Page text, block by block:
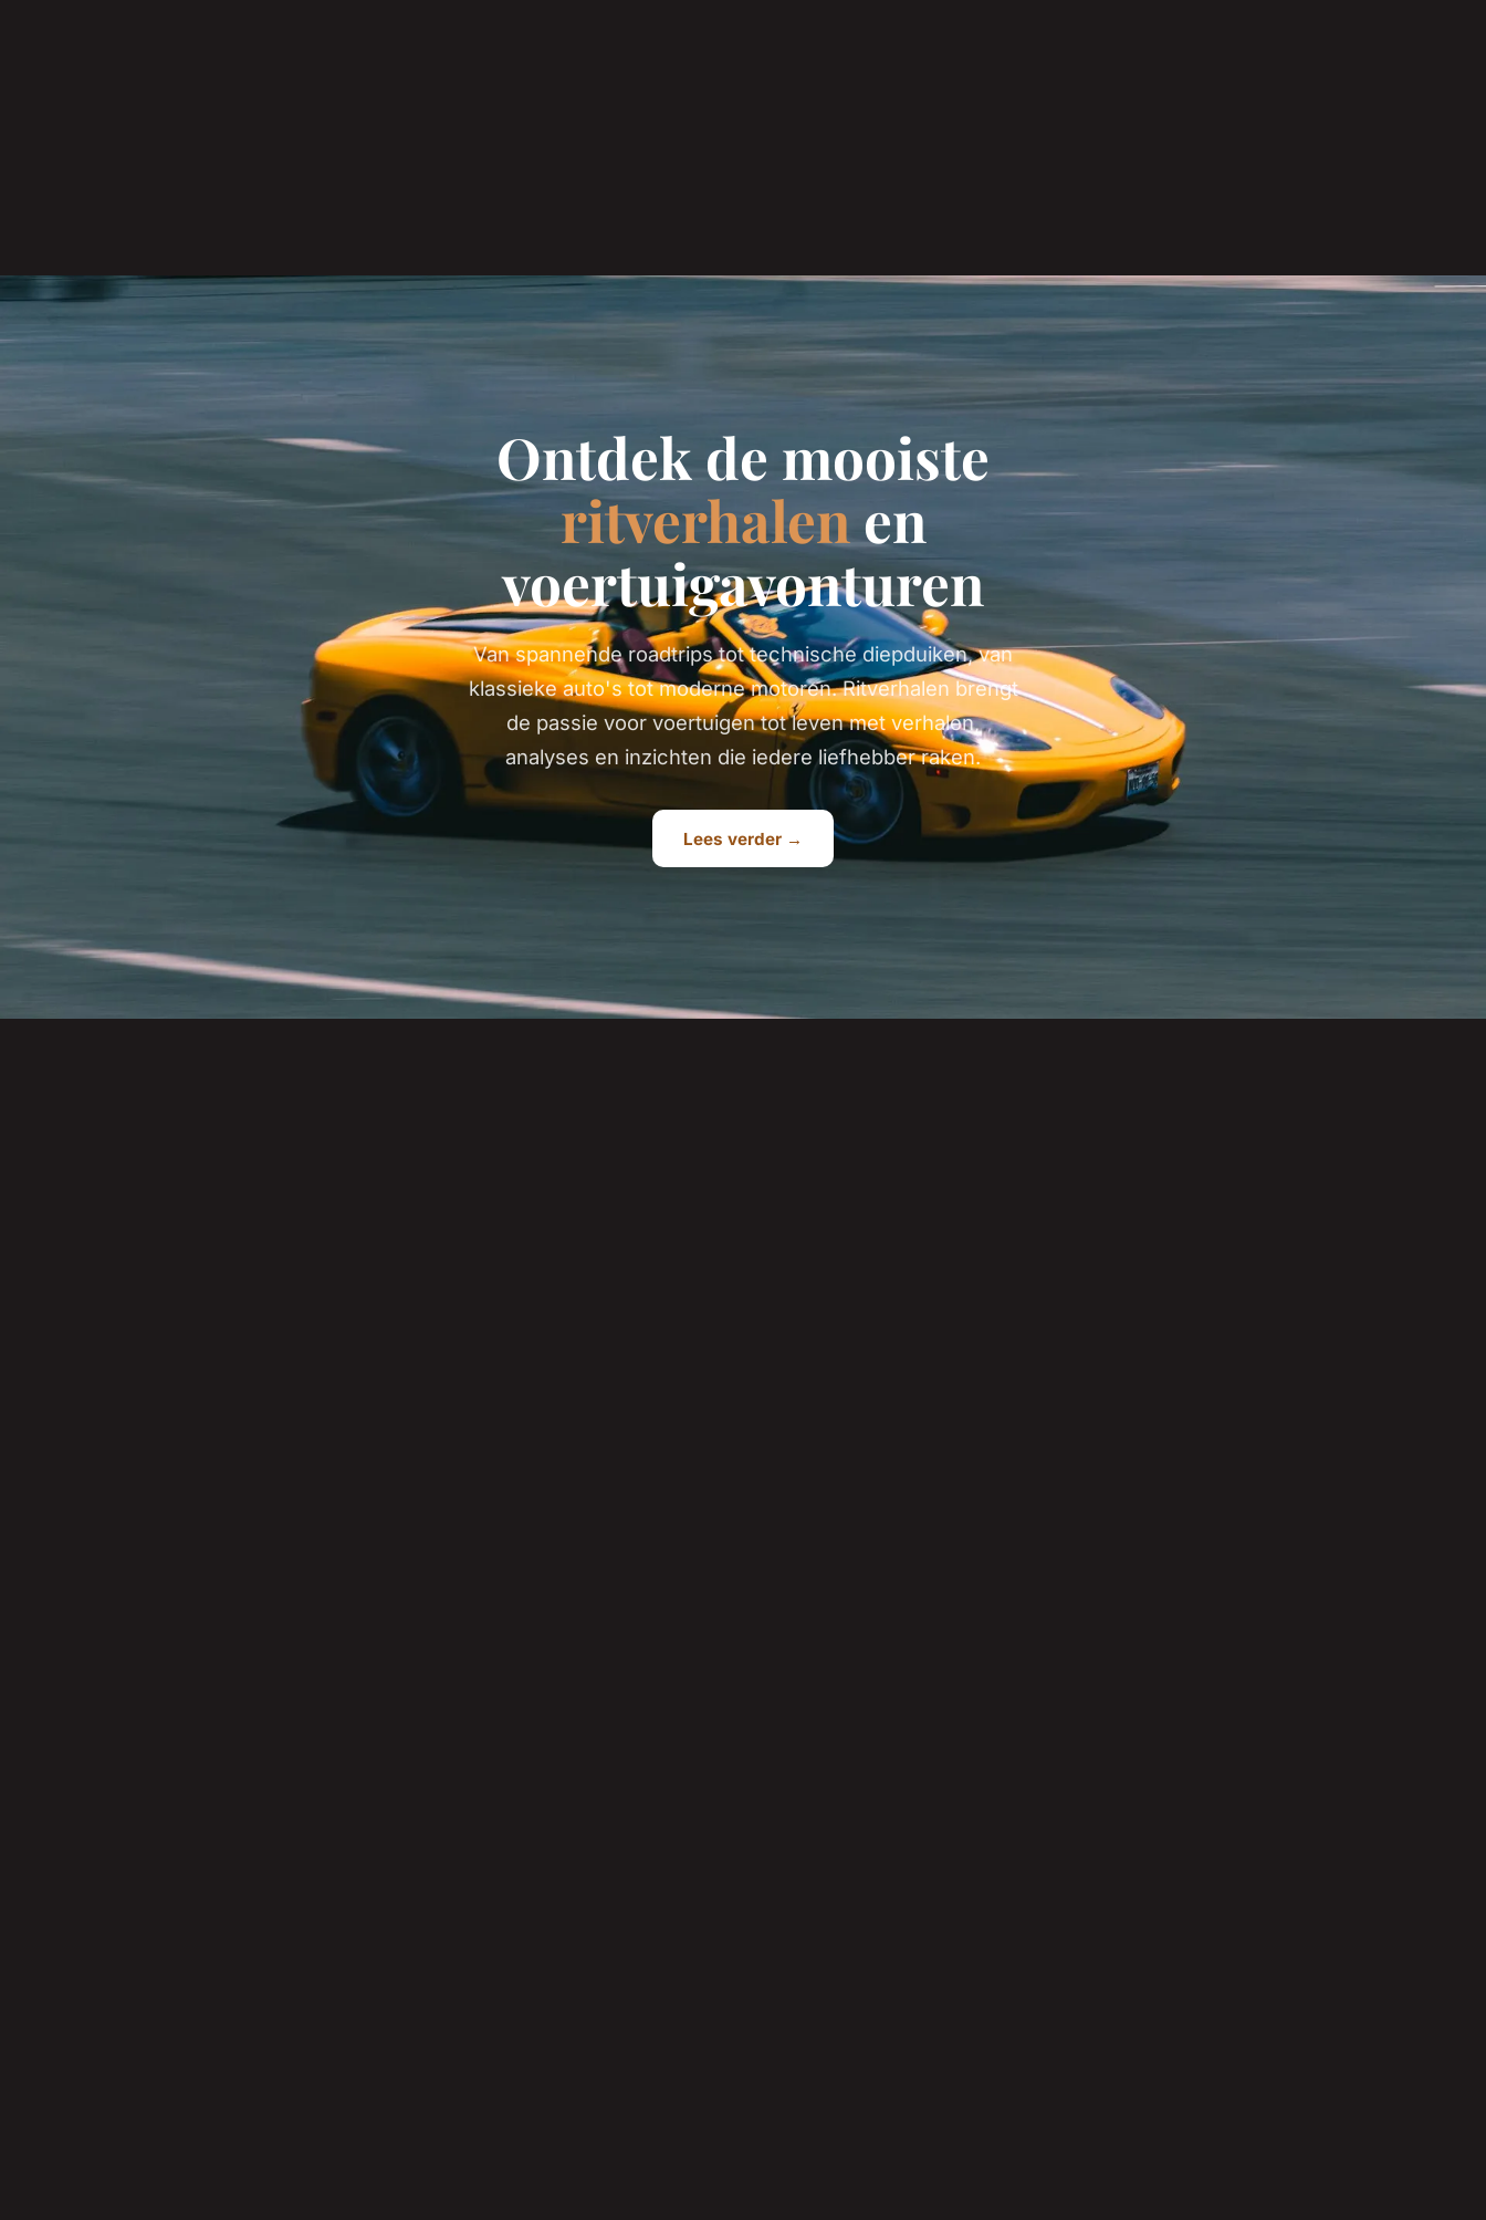
Ontdek de mooiste
ritverhalenen
voertuigavonturen
Van spannende roadtrips tot technische diepduiken, van
klassieke auto's tot moderne motoren. Ritverhalen brengt
de passie voor voertuigen tot leven met verhalen,
analyses en inzichten die iedere liefhebber raken.
Lees verder →